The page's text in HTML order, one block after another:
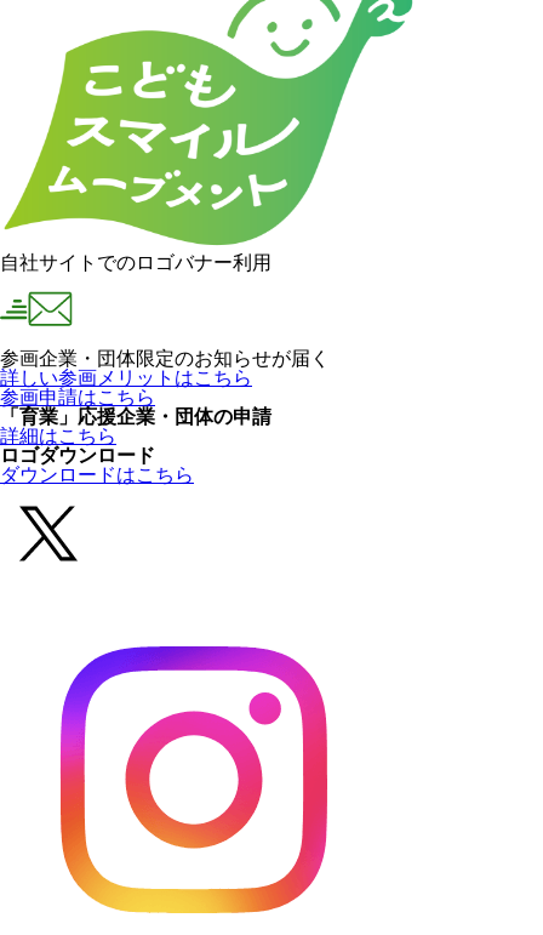
自社サイトでのロゴバナー利用
参画企業・団体限定のお知らせが届く
詳しい参画メリットはこちら
参画申請はこちら
「育業」応援企業・団体の申請
詳細はこちら
ロゴダウンロード
ダウンロードはこちら